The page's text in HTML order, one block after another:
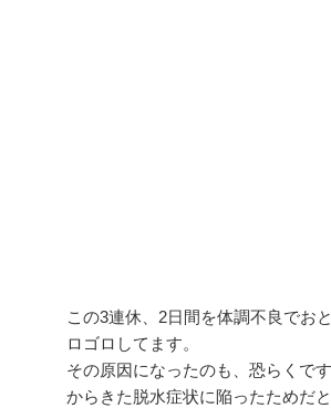
この3連休、2日間を体調不良でお
ロゴロしてます。
その原因になったのも、恐らくで
からきた脱水症状に陥ったためだ